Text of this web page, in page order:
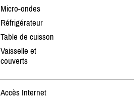
Micro-ondes
Réfrigérateur
Table de cuisson
Vaisselle et
couverts
Accès Internet